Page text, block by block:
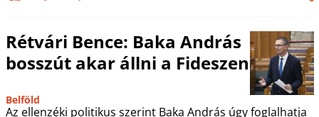
Rétvári Bence: Baka András
bosszút akar állni a Fideszen
Belföld
Az ellenzéki politikus szerint Baka András úgy foglalhatja